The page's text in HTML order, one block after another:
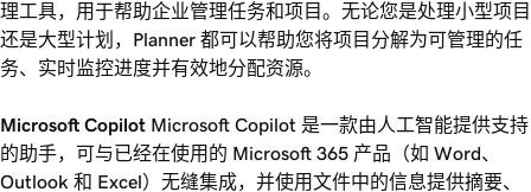
理工具，用于帮助企业管理任务和项目。无论您是处理小型项目
还是大型计划，Planner 都可以帮助您将项目分解为可管理的任
务、实时监控进度并有效地分配资源。
Microsoft Copilot Microsoft Copilot 是一款由人工智能提供支持
的助手，可与已经在使用的 Microsoft 365 产品（如 Word、
Outlook 和 Excel）无缝集成，并使用文件中的信息提供摘要、